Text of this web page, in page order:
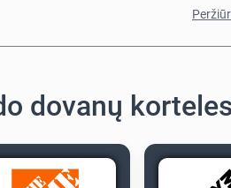
dovanų korteles